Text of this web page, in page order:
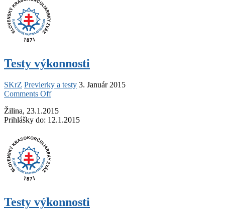
Testy výkonnosti
SKrZ Previerky a testy 3. Január 2015
Comments Offon
výkonnosti
Žilina, 23.1.2015
Prihlášky do: 12.1.2015
Testy výkonnosti